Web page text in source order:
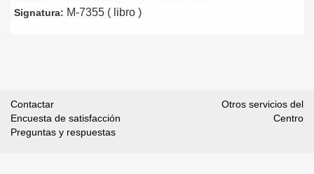
Signatura: M-7355 ( libro )
Contactar
Encuesta de satisfacción
Preguntas y respuestas
Otros servicios del
Centro